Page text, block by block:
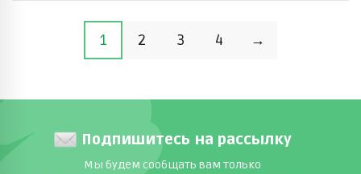
1 2 3 4 →
Подпишитесь на рассылку
Мы будем сообщать вам только